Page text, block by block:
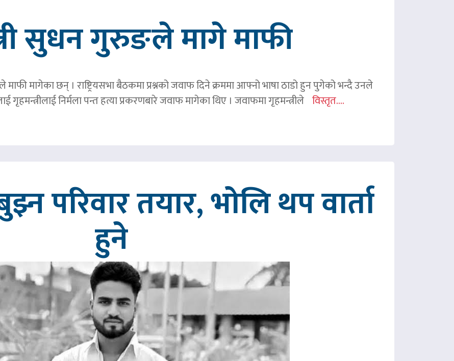
सुधन गुरुङले मागे माफी
मागेका छन् । राष्ट्रियसभा बैठकमा प्रश्नको जवाफ दिने क्रममा आफ्नो भाषा ठाडो हुन पुगेको भन्दै उनले
निर्मला पन्त हत्या प्रकरणबारे जवाफ मागेका थिए । जवाफमा गृहमन्त्रीले विस्तृत....
परिवार तयार, भोलि थप वार्ता
हुने